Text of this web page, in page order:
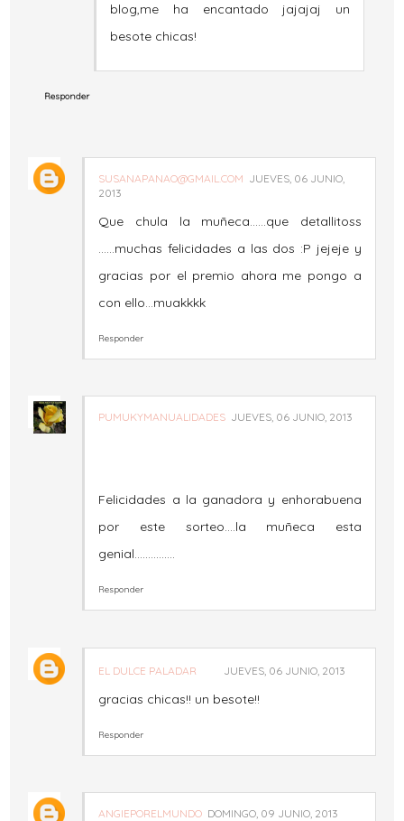
blog,me ha encantado jajajaj un
besote chicas!
Responder
SUSANAPANAO@GMAIL.COM JUEVES, 06 JUNIO,
2013
Que chula la muñeca......que detallitoss
......muchas felicidades a las dos :P jejeje y
gracias por el premio ahora me pongo a
con ello...muakkkk
Responder
PUMUKYMANUALIDADES JUEVES, 06 JUNIO, 2013
Felicidades a la ganadora y enhorabuena
por este sorteo....la muñeca esta
genial...............
Responder
EL DULCE PALADAR JUEVES, 06 JUNIO, 2013
gracias chicas!! un besote!!
Responder
ANGIEPORELMUNDO DOMINGO, 09 JUNIO, 2013